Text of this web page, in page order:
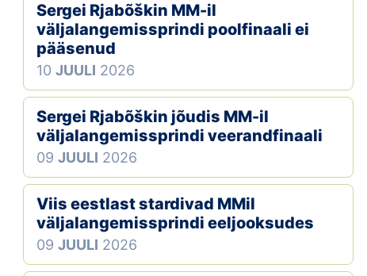
Dokumendid
Klubid
Suletud maastikud
Püsirajad
Koolitused
OTSI
Sergei Rjabõškin MM-il
väljalangemissprindi poolfinaali ei
pääsenud
10 JUULI 2026
Sergei Rjabõškin jõudis MM-il
väljalangemissprindi veerandfinaali
09 JUULI 2026
Viis eestlast stardivad MMil
väljalangemissprindi eeljooksudes
09 JUULI 2026